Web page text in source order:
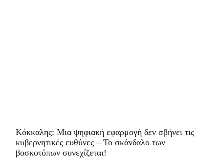
Κόκκαλης: Μια ψηφιακή εφαρμογή δεν σβήνει τις
κυβερνητικές ευθύνες – Το σκάνδαλο των
βοσκοτόπων συνεχίζεται!